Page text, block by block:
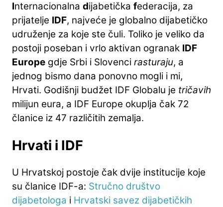
Internacionalna dijabetička federacija, za
prijatelje IDF, najveće je globalno dijabetičko
udruženje za koje ste čuli. Toliko je veliko da
postoji poseban i vrlo aktivan ogranak IDF
Europe gdje Srbi i Slovenci rasturaju, a
jednog bismo dana ponovno mogli i mi,
Hrvati. Godišnji budžet IDF Globalu je tričavih
milijun eura, a IDF Europe okuplja čak 72
članice iz 47 različitih zemalja.
Hrvati i IDF
U Hrvatskoj postoje čak dvije institucije koje
su članice IDF-a: Stručno društvo
dijabetologa i Hrvatski savez dijabetičkih